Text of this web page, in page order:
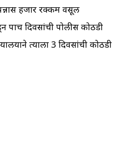
हजार रक्कम वसूल
पाच दिवसांची पोलीस कोठडी
त्याला 3 दिवसांची कोठडी